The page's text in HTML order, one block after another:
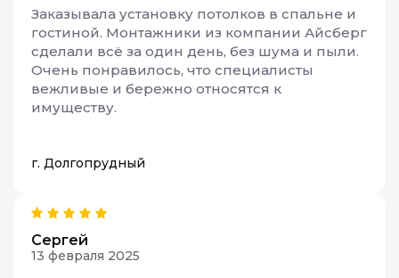
Заказывала установку потолков в спальне и
гостиной. Монтажники из компании Айсберг
сделали всё за один день, без шума и пыли.
Очень понравилось, что специалисты
вежливые и бережно относятся к
имуществу.
г. Долгопрудный
Сергей
13 февраля 2025